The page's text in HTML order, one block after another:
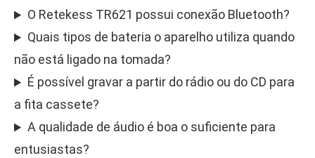
O Retekess TR621 possui conexão Bluetooth?
Quais tipos de bateria o aparelho utiliza quando
não está ligado na tomada?
É possível gravar a partir do rádio ou do CD para
a fita cassete?
A qualidade de áudio é boa o suficiente para
entusiastas?